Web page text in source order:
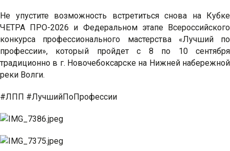
Не упустите возможность встретиться снова на Кубке
ЧЕТРА ПРО-2026 и Федеральном этапе Всероссийского
конкурса профессионального мастерства «Лучший по
профессии», который пройдет с 8 по 10 сентября
традиционно в г. Новочебоксарске на Нижней набережной
реки Волги.
#ЛПП #ЛучшийПоПрофессии